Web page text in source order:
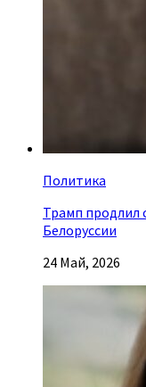
Политика
Трамп продлил
Белоруссии
24 Май, 2026